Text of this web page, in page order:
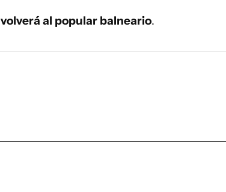
volverá al popular balneario.